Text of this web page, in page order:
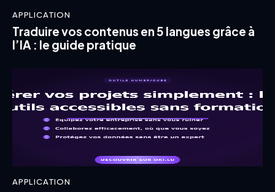
APPLICATION
Traduire vos contenus en 5 langues grâce à
l’IA : le guide pratique
APPLICATION